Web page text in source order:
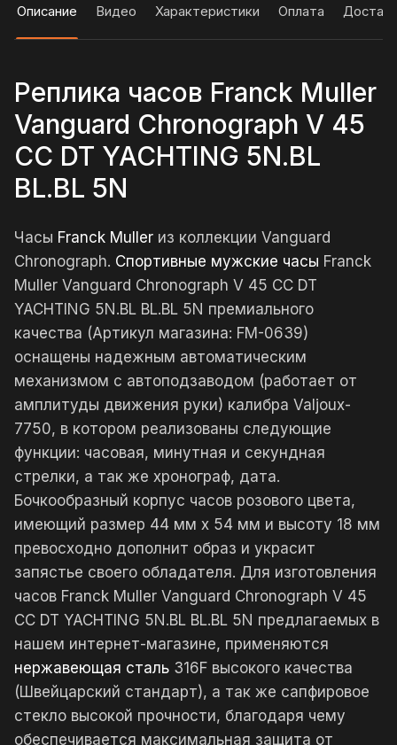
Описание Видео Характеристики Оплата
Реплика часов Franck Muller
Vanguard Chronograph V 45
CC DT YACHTING 5N.BL
BL.BL 5N
Часы Franck Muller из коллекции Vanguard
Chronograph. Спортивные мужские часы Franck
Muller Vanguard Chronograph V 45 CC DT
YACHTING 5N.BL BL.BL 5N премиального
качества (Артикул магазина: FM-0639)
оснащены надежным автоматическим
механизмом с автоподзаводом (работает от
амплитуды движения руки) калибра Valjoux-
7750, в котором реализованы следующие
функции: часовая, минутная и секундная
стрелки, а так же хронограф, дата.
Бочкообразный корпус часов розового цвета,
имеющий размер 44 мм x 54 мм и высоту 18 мм
превосходно дополнит образ и украсит
запястье своего обладателя. Для изготовления
часов Franck Muller Vanguard Chronograph V 45
CC DT YACHTING 5N.BL BL.BL 5N предлагаемых в
нашем интернет-магазине, применяются
нержавеющая сталь 316F высокого качества
(Швейцарский стандарт), а так же сапфировое
стекло высокой прочности, благодаря чему
обеспечивается максимальная защита от